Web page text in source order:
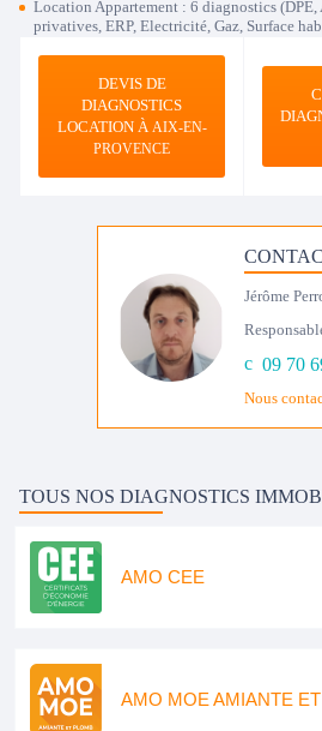
Location Appartement : 6 diagnostics (DPE,
privatives, ERP, Electricité, Gaz, Surface
DEVIS DE
DIAGNOSTICS
LOCATION ÀAIX-EN-
PROVENCE
Jérôme
09 70
Nous
TOUS NOS DIAGNOSTICS
AMO CEE
AMO MOE AMIANTE